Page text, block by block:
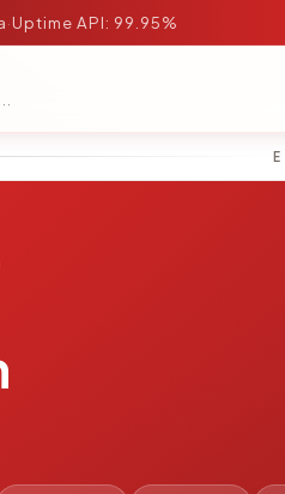
·Uptime API: 99.95%
PERIKSA APAKAH SEBUAH SITUS AMAN, TEPERCAYA, DAN TERVERIFIKASI DALAM HITUNGAN DETIK.